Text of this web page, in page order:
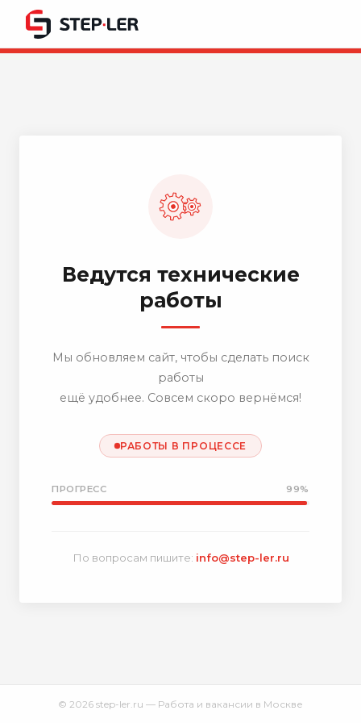
Ведутся технические
работы
Мы обновляем сайт, чтобы сделать поиск
работы
ещё удобнее. Совсем скоро вернёмся!
РАБОТЫ В ПРОЦЕССЕ
ПРОГРЕСС 99%
По вопросам пишите: info@step-ler.ru
© 2026 step-ler.ru — Работа и вакансии в Москве